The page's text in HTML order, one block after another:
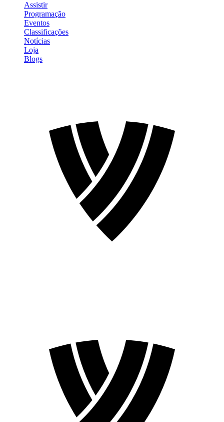
Assistir
Programação
Eventos
Classificações
Notícias
Loja
Blogs